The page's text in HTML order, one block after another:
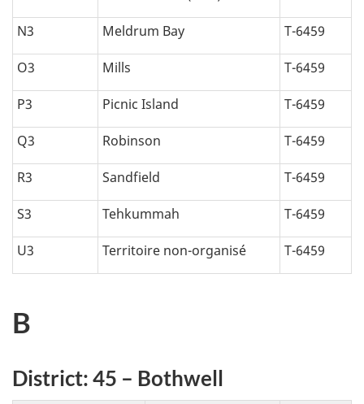
N3 Meldrum Bay T-6459
O3 Mills T-6459
P3 Picnic Island T-6459
Q3 Robinson T-6459
R3 Sandfield T-6459
S3 Tehkummah T-6459
U3 Territoire non-organisé T-6459
B
District: 45 – Bothwell